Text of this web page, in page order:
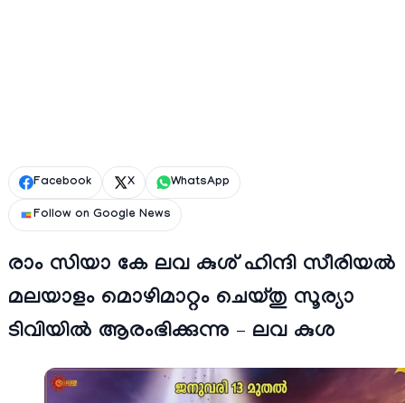
Facebook X WhatsApp
Follow on Google News
രാം സിയാ കേ ലവ കുശ് ഹിന്ദി സീരിയല്‍
മലയാളം മൊഴിമാറ്റം ചെയ്തു സൂര്യാ
ടിവിയില്‍ ആരംഭിക്കുന്നു – ലവ കുശ